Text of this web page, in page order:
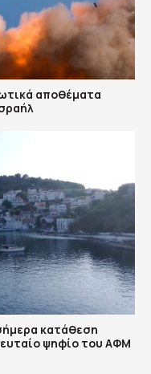
αποθέματα
κατάθεση
ψηφίο του ΑΦΜ